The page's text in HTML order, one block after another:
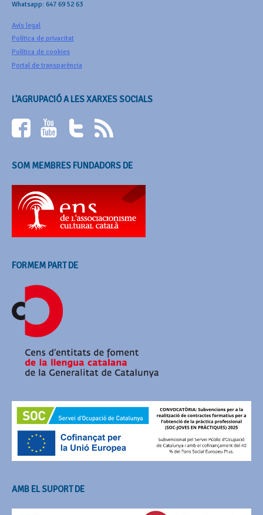
Whatsapp: 647 69 52 63
Avís legal
Política de privacitat
Política de cookies
Portal de transparència
L’AGRUPACIÓ A LES XARXES SOCIALS
SOM MEMBRES FUNDADORS DE
FORMEM PART DE
AMB EL SUPORT DE